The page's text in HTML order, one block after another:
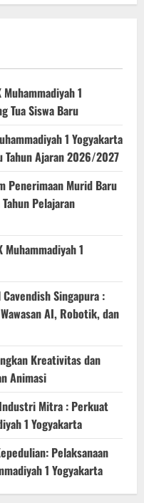
1
Tua Siswa Baru
1 Yogyakarta
Tahun Ajaran 2026/2027
Penerimaan Murid Baru
Pelajaran
Muhammadiyah 1
Singapura :
AI, Robotik, dan
Kreativitas dan
Animasi
Mitra : Perkuat
1 Yogyakarta
Pelaksanaan
1 Yogyakarta